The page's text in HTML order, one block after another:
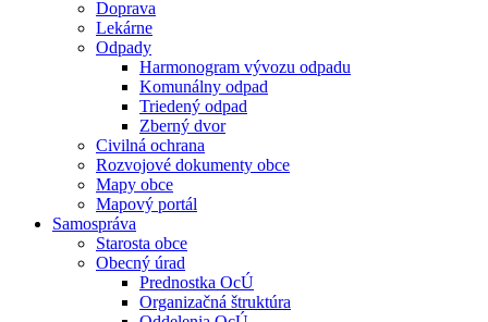
Doprava
Lekárne
Odpady
Harmonogram vývozu odpadu
Komunálny odpad
Triedený odpad
Zberný dvor
Civilná ochrana
Rozvojové dokumenty obce
Mapy obce
Mapový portál
Samospráva
Starosta obce
Obecný úrad
Prednostka OcÚ
Organizačná štruktúra